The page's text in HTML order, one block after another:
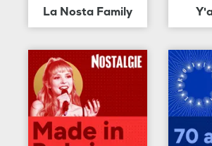
La Nosta Family